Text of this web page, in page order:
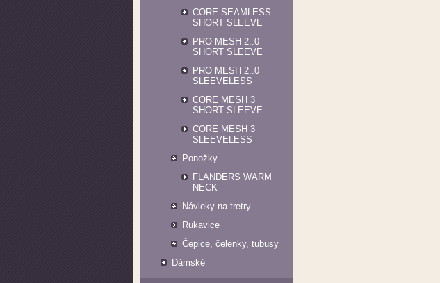
CORE SEAMLESS
SHORT SLEEVE
PRO MESH 2..0
SHORT SLEEVE
PRO MESH 2..0
SLEEVELESS
CORE MESH 3
SHORT SLEEVE
CORE MESH 3
SLEEVELESS
Ponožky
FLANDERS WARM
NECK
Návleky na tretry
Rukavice
Čepice, čelenky, tubusy
Dámské